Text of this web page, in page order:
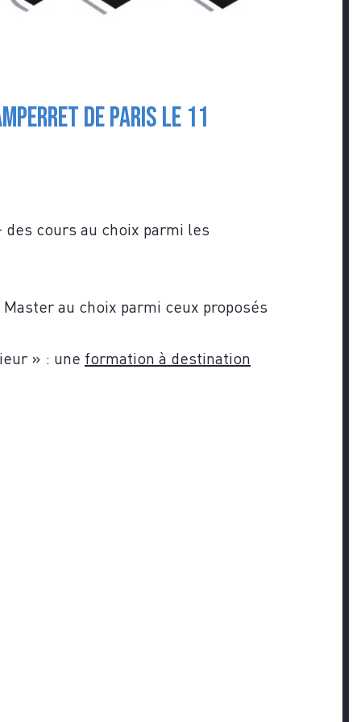
de Paris le 11
cours au choix parmi les
au choix parmi ceux proposés
» : une formation à destination